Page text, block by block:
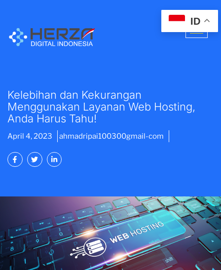
Kelebihan dan Kekurangan
Menggunakan Layanan Web Hosting,
Anda Harus Tahu!
April 4, 2023 ahmadripai100300gmail-com
ID